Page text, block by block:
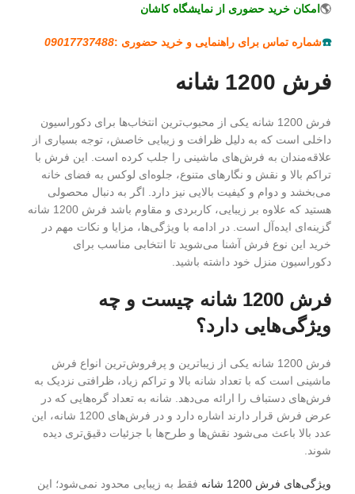
🌎 امکان خرید حضوری از نمایشگاه کاشان
☎️شماره تماس برای راهنمایی و خرید حضوری :09017737488
فرش 1200 شانه
فرش 1200 شانه یکی از محبوب‌ترین انتخاب‌ها برای دکوراسیون
داخلی است که به دلیل ظرافت و زیبایی خاصش، توجه بسیاری از
علاقه‌مندان به فرش‌های ماشینی را جلب کرده است. این فرش با
تراکم بالا و نقش و نگارهای متنوع، جلوه‌ای لوکس به فضای خانه
می‌بخشد و دوام و کیفیت بالایی نیز دارد. اگر به دنبال محصولی
هستید که علاوه بر زیبایی، کاربردی و مقاوم باشد فرش 1200 شانه
گزینه‌ای ایده‌آل است. در ادامه با ویژگی‌ها، مزایا و نکات مهم در
خرید این نوع فرش آشنا می‌شوید تا انتخابی مناسب برای
دکوراسیون منزل خود داشته باشید.
فرش 1200 شانه چیست و چه
ویژگی‌هایی دارد؟
فرش 1200 شانه یکی از زیباترین و پرفروش‌ترین انواع فرش
ماشینی است که با تعداد شانه بالا و تراکم زیاد، ظرافتی نزدیک به
فرش‌های دستباف را ارائه می‌دهد. شانه به تعداد گره‌هایی که در
عرض فرش قرار دارند اشاره دارد و در فرش‌های 1200 شانه، این
عدد بالا باعث می‌شود نقش‌ها و طرح‌ها با جزئیات دقیق‌تری دیده
شوند.
ویژگی‌های فرش 1200 شانه
فقط به زیبایی محدود نمی‌شود؛ این